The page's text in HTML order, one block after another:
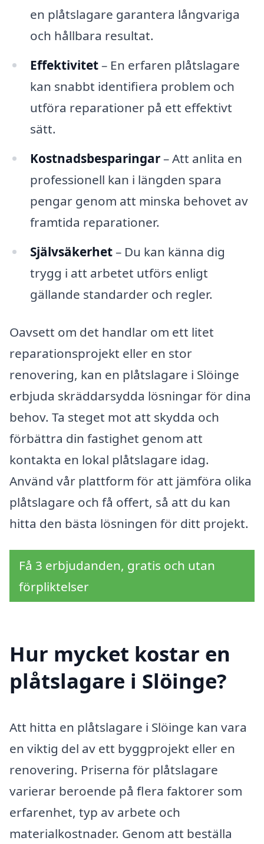
en plåtslagare garantera långvariga
och hållbara resultat.
Effektivitet– En erfaren plåtslagare
kan snabbt identifiera problem och
utföra reparationer på ett effektivt
sätt.
Kostnadsbesparingar– Att anlita en
professionell kan i längden spara
pengar genom att minska behovet av
framtida reparationer.
Självsäkerhet– Du kan känna dig
trygg i att arbetet utförs enligt
gällande standarder och regler.
Oavsett om det handlar om ett litet
reparationsprojekt eller en stor
renovering, kan en plåtslagare i Slöinge
erbjuda skräddarsydda lösningar för dina
behov. Ta steget mot att skydda och
förbättra din fastighet genom att
kontakta en lokal plåtslagare idag.
Använd vår plattform för att jämföra olika
plåtslagare och få offert, så att du kan
hitta den bästa lösningen för ditt projekt.
Få 3 erbjudanden, gratis och utan
förpliktelser
Hur mycket kostar en
plåtslagare i Slöinge?
Att hitta en plåtslagare i Slöinge kan vara
en viktig del av ett byggprojekt eller en
renovering. Priserna för plåtslagare
varierar beroende på flera faktorer som
erfarenhet, typ av arbete och
materialkostnader. Genom att beställa